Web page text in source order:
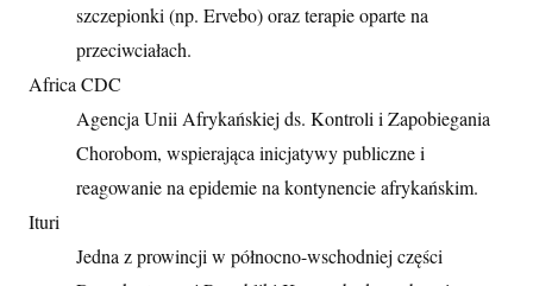
szczepionki (np. Ervebo) oraz terapie oparte na
przeciwciałach.
Africa CDC
Agencja Unii Afrykańskiej ds. Kontroli i Zapobiegania
Chorobom, wspierająca inicjatywy publiczne i
reagowanie na epidemie na kontynencie afrykańskim.
Ituri
Jedna z prowincji w północno-wschodniej części